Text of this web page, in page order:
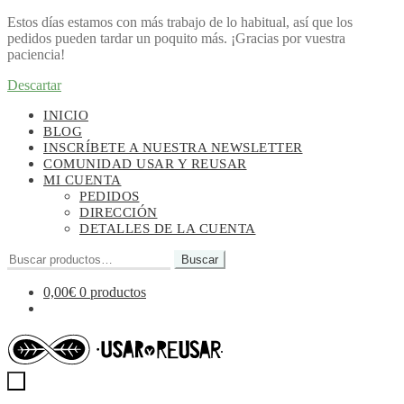
Estos días estamos con más trabajo de lo habitual, así que los
pedidos pueden tardar un poquito más. ¡Gracias por vuestra
paciencia!
Descartar
navegación
contenido
INICIO
BLOG
INSCRÍBETE A NUESTRA NEWSLETTER
COMUNIDAD USAR Y REUSAR
MI CUENTA
PEDIDOS
DIRECCIÓN
DETALLES DE LA CUENTA
Buscar
por:
Buscar
0,00€ 0 productos